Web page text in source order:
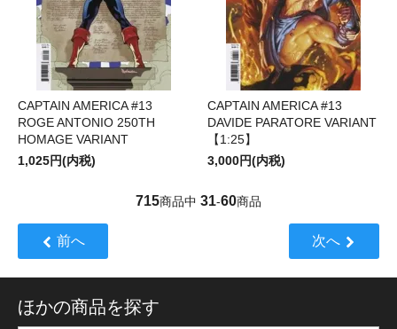
CAPTAIN AMERICA #13
ROGE ANTONIO 250TH
HOMAGE VARIANT
1,025円(内税)
CAPTAIN AMERICA #13
DAVIDE PARATORE VARIANT
【1:25】
3,000円(内税)
715商品中 31-60商品
前へ 次へ
ほかの商品を探す